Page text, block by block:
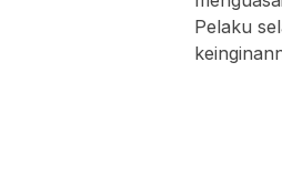
Pelaku